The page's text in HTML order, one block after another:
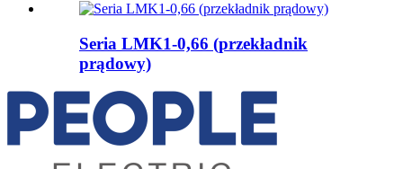
Seria LMK1-0,66 (przekładnik
prądowy)